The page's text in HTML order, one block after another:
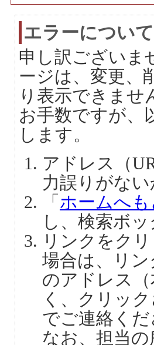
エラーについて
申し訳ございま
ージは、変更、
り表示できませ
お手数ですが、
します。
アドレス（
力誤りがな
「 ホームへも
し、検索ボ
リンクをク
場合は、リ
のアドレス
く、クリッ
でご連絡く
なお、担当の